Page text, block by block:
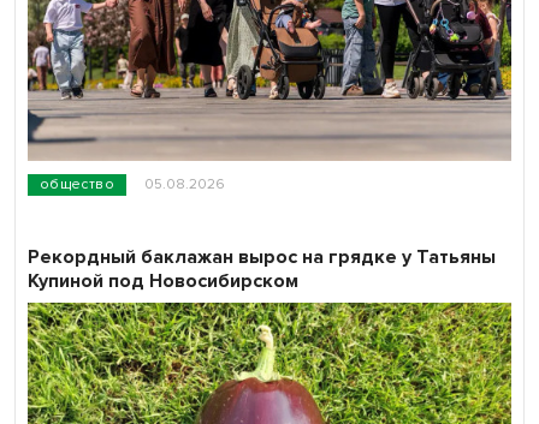
общество 05.08.2026
Рекордный баклажан вырос на грядке у Татьяны
Купиной под Новосибирском